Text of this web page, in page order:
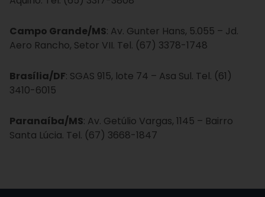
Campo Grande/MS: Av. Gunter Hans, 5.055 – Jd.
Aero Rancho, Setor VII. Tel. (67) 3378-1748
Brasília/DF: SGAS 915, lote 74 – Asa Sul. Tel. (61)
3410-6015
Paranaíba/MS: Av. Getúlio Vargas, 1145 – Bairro
Santa Lúcia. Tel. (67) 3668-1847